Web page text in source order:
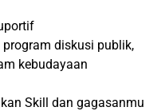
diskusi publik,
kebudayaan
Skill dan gagasanmu